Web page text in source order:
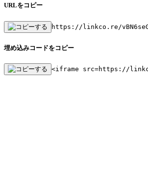
URLをコピー
https://linkco.re/
埋め込みコードをコピー
<iframe src=https://